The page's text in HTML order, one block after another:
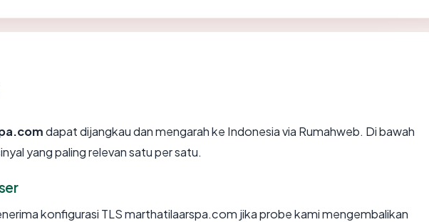
dapat dijangkau dan mengarah ke Indonesia via Rumahweb. Di bawah
yang paling relevan satu per satu.
konfigurasi TLS marthatilaarspa.com jika probe kami mengembalikan